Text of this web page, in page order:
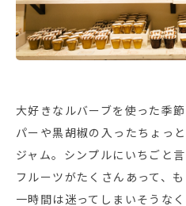
大好きなルバーブを使った季
パーや黒胡椒の入ったちょっ
ジャム。シンプルにいちごと
フルーツがたくさんあって、
一時間は迷ってしまいそうなく